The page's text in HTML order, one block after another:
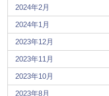
2024年2月
2024年1月
2023年12月
2023年11月
2023年10月
2023年8月